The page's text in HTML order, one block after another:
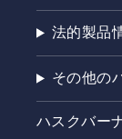
法的製品
その他の
ハスクバー